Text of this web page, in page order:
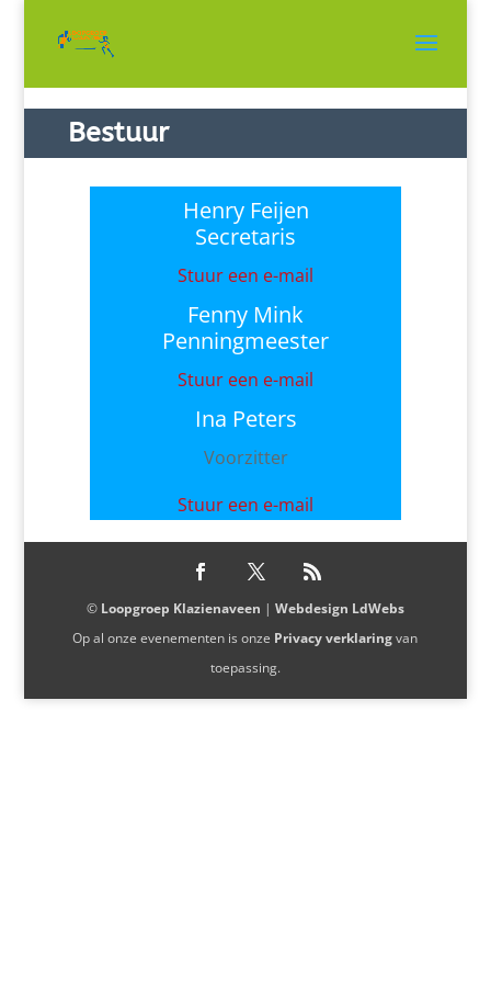
Bestuur
Henry Feijen
Secretaris
Stuur een e-mail
Fenny Mink
Penningmeester
Stuur een e-mail
Ina Peters
Voorzitter
Stuur een e-mail
© Loopgroep Klazienaveen | Webdesign LdWebs
Op al onze evenementen is onze Privacy verklaringvan
toepassing.